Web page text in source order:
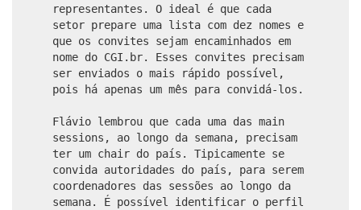
representantes. O ideal é que cada
setor prepare uma lista com dez nomes e
que os convites sejam encaminhados em
nome do CGI.br. Esses convites precisam
ser enviados o mais rápido possível,
pois há apenas um mês para convidá-los.
Flávio lembrou que cada uma das main
sessions, ao longo da semana, precisam
ter um chair do país. Tipicamente se
convida autoridades do país, para serem
coordenadores das sessões ao longo da
semana. É possível identificar o perfil